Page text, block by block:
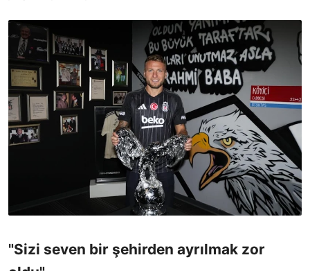
"Sizi seven bir şehirden ayrılmak zor